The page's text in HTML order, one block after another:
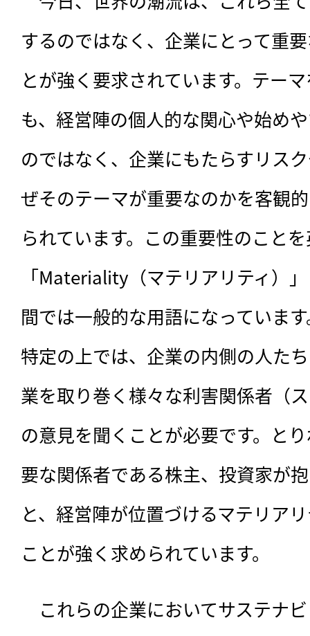
するのではなく、企業にとって重
とが強く要求されています。テー
も、経営陣の個人的な関心や始め
のではなく、企業にもたらすリス
ぜそのテーマが重要なのかを客観
られています。この重要性のこと
「Materiality（マテリアリティ）
間では一般的な用語になっていま
特定の上では、企業の内側の人た
業を取り巻く様々な利害関係者（
の意見を聞くことが必要です。と
要な関係者である株主、投資家が
と、経営陣が位置づけるマテリア
ことが強く求められています。
これらの企業においてサステナ